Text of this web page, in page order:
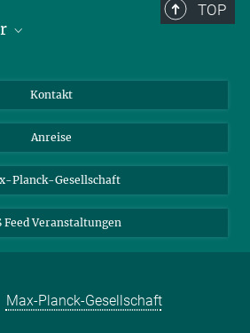
TOP
Wissenschaftler
Kontakt
Anreise
Planck-Gesellschaft
Feed Veranstaltungen
Max-Planck-Gesellschaft